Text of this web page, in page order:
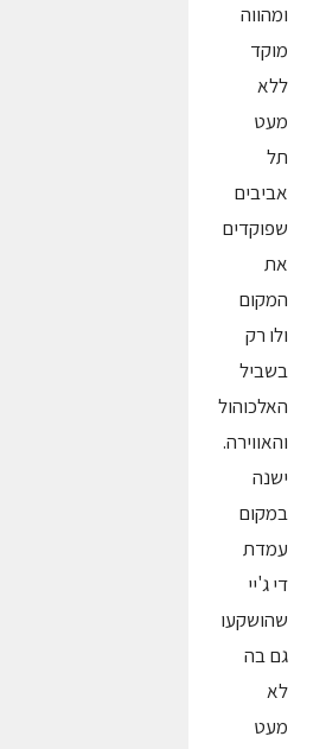
ומהווה
מוקד
ללא
מעט
תל
אביבים
שפוקדים
את
המקום
ולו רק
בשביל
האלכוהול
והאווירה.
ישנה
במקום
עמדת
די ג'יי
שהושקעו
גם בה
לא
מעט